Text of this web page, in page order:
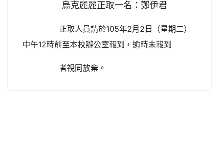
烏克麗麗正取一名：鄭伊君
正取人員請於105年2月2日（星期二）
中午12時前至本校辦公室報到，逾時未報到
者視同放棄。